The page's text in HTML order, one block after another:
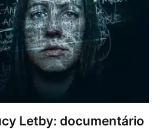
Letby: documentário